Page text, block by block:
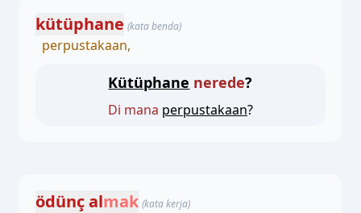
kütüphane (kata benda)
perpustakaan,
Kütüphane nerede?
Di mana perpustakaan?
ödünç almak (kata kerja)